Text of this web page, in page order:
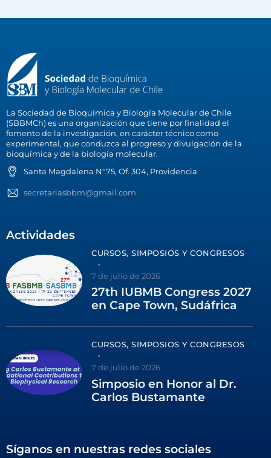
La Sociedad de Bioquímica y Biología Molecular de Chile
(SBBMCh) es una organización que tiene por finalidad el
fomento de la investigación, en carácter técnico como
experimental, que conduzca al progreso y divulgación de la
bioquímica y de la biología molecular.
Santa Magdalena N°75, Of. 304, Providencia
secretariasbbm@gmail.com
Actividades
CURSOS, SIMPOSIOS Y CONGRESOS
7 de julio de 2026
27th IUBMB Congress 2027
en Cape Town, Sudáfrica
CURSOS, SIMPOSIOS Y CONGRESOS
7 de julio de 2026
Simposio en Honor al Dr.
Carlos Bustamante
Síganos en nuestras redes sociales